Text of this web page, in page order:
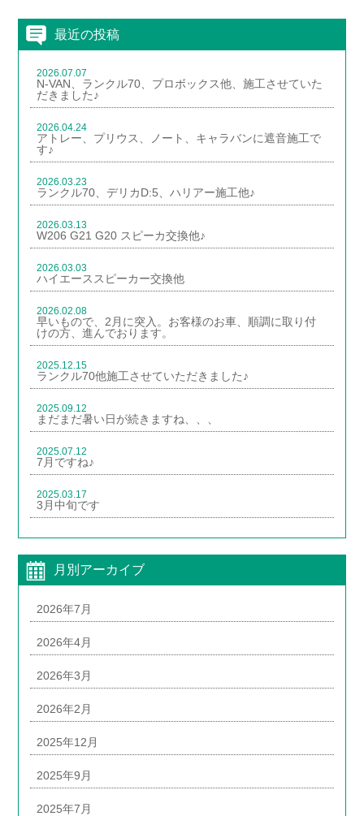
最近の投稿
2026.07.07
N-VAN、ランクル70、プロボックス他、施工させていた
だきました♪
2026.04.24
アトレー、プリウス、ノート、キャラバンに遮音施工で
す♪
2026.03.23
ランクル70、デリカD:5、ハリアー施工他♪
2026.03.13
W206 G21 G20 スピーカ交換他♪
2026.03.03
ハイエーススピーカー交換他
2026.02.08
早いもので、2月に突入。お客様のお車、順調に取り付
けの方、進んでおります。
2025.12.15
ランクル70他施工させていただきました♪
2025.09.12
まだまだ暑い日が続きますね、、、
2025.07.12
7月ですね♪
2025.03.17
3月中旬です
月別アーカイブ
2026年7月
2026年4月
2026年3月
2026年2月
2025年12月
2025年9月
2025年7月